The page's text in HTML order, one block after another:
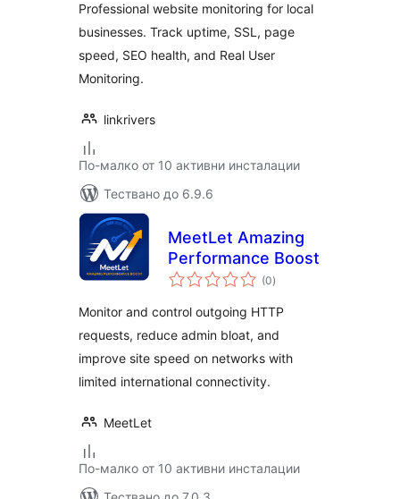
Professional website monitoring for local
businesses. Track uptime, SSL, page
speed, SEO health, and Real User
Monitoring.
linkrivers
По-малко от 10 активни инсталации
Тествано до 6.9.6
MeetLet Amazing
Performance Boost
(0общо
оценки
)
Monitor and control outgoing HTTP
requests, reduce admin bloat, and
improve site speed on networks with
limited international connectivity.
MeetLet
По-малко от 10 активни инсталации